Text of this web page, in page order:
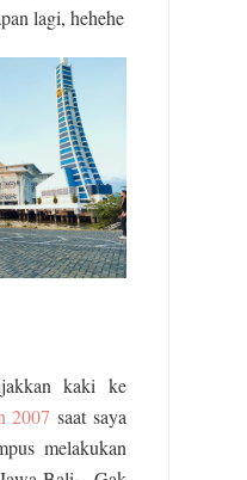
lagi, hehehe
kaki ke
2007 saat saya
melakukan